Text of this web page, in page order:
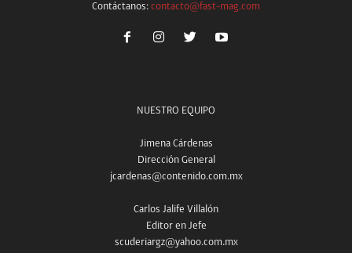
Contáctanos: contacto@fast-mag.com
NUESTRO EQUIPO
Jimena Cárdenas
Dirección General
jcardenas@contenido.com.mx
Carlos Jalife Villalón
Editor en Jefe
scuderiargz@yahoo.com.mx